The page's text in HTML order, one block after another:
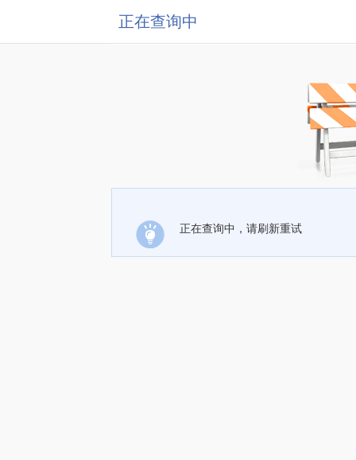
正在查询中
正在查询中，请刷新重试